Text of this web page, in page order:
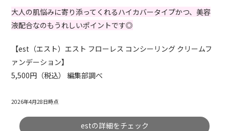
大人の肌悩みに寄り添ってくれるハイカバータイプかつ、美容
液配合なのもうれしいポイントです◎
【est（エスト）エスト フローレス コンシーリング クリームフ
ァンデーション】
5,500円（税込） 編集部調べ
2026年4月28日時点
estの詳細をチェック